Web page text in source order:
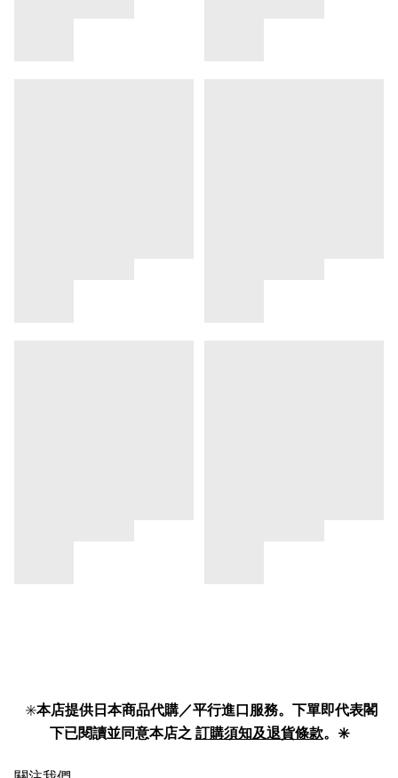
✳️本店提供日本商品代購／平行進口服務。下單即代表閣
下已閱讀並同意本店之 訂購須知及退貨條款。✳️